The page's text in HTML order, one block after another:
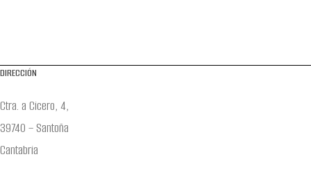
DIRECCIÓN
Ctra. a Cicero, 4,
39740 – Santoña
Cantabria